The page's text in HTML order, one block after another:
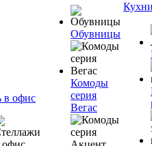
в офис
Обувницы
Комоды
серия
Вегас